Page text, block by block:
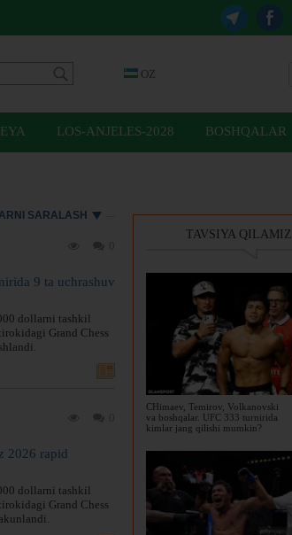
OZ
LOS-ANJELES-2028 BOSHQALAR
TAVSIYA QILAMIZ
CHimaev, Temirov, Volkanovski
va boshqalar. UFC 333 turnirida
kimlar jang qilishi mumkin?
SARALASH
9 ta uchrashuv
dollarni tashkil
Grand Chess
2026 rapid
dollarni tashkil
Grand Chess